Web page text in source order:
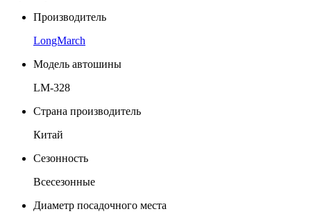
Производитель
LongMarch
Модель автошины
LM-328
Страна производитель
Китай
Сезонность
Всесезонные
Диаметр посадочного места